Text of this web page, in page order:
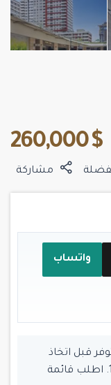
$ 260,000
مشاركة
واتساب
قبل اتخاذ
القرار. آخر تحديث للمحتوى: 2026-07-19. اطلب قائمة